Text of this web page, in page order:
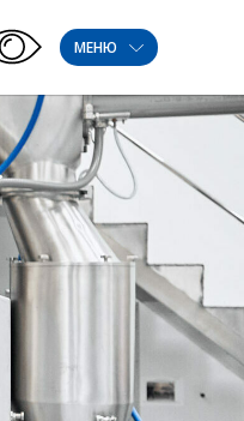
МЕНЮ